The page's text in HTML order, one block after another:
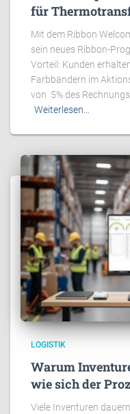
für
Mit dem Ribbon
sein neues Ribbon-
Vorteil: Kunden
Farbbändern im
von 5% des
Weiterlesen…
LOGISTIK
Warum
wie sich der
Viele Inventuren